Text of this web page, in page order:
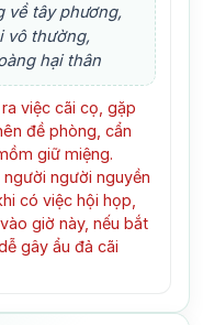
về tây phương,
vô thường,
hại thân
việc cãi cọ, gặp
đề phòng, cẩn
giữ miệng.
người người nguyền
có việc hội họp,
giờ này, nếu bắt
gây ẩu đả cãi